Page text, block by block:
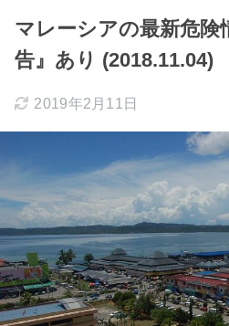
マレーシアの最新危険
告』あり (2018.11.04)
2019年2月11日